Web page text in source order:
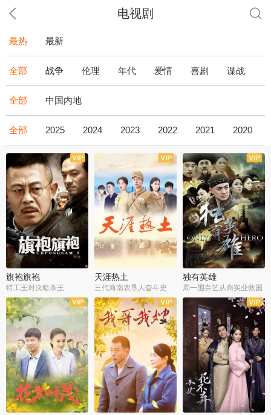
电视剧
最热 最新
全部 战争 伦理 年代 爱情 喜剧 谍战
全部 中国内地
全部 2025 2024 2023 2022 2021 2020
全43集
旗袍旗袍
特工王对决暗杀王
全36集
天涯热土
三代海南农垦人奋斗史
全34集
独有英雄
周一围弃艺从商实业救国
全34集
全50集 全51集